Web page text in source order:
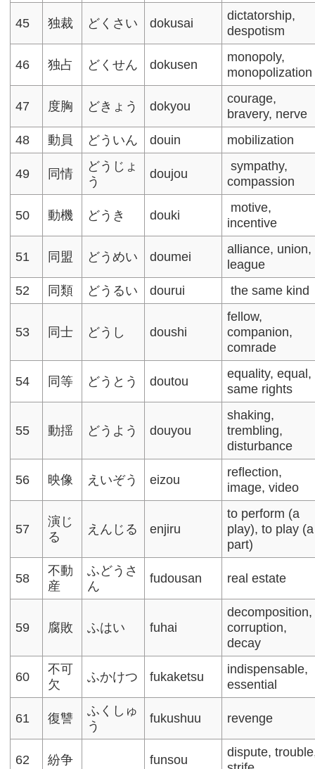
45 独裁 どくさい dokusai
dictatorship,
despotism​
46 独占 どくせん dokusen
monopoly,
monopolization​
47 度胸 どきょう dokyou
courage,
bravery, nerve
48
動員 どういん douin mobilization
49 同情
どうじょ
う
doujou
sympathy,
compassion
50 動機 どうき douki
motive,
incentive
51 同盟 どうめい doumei
alliance, union,
league
52
同類 どうるい dourui the same kind
53 同士 どうし doushi
fellow,
companion,
comrade
54 同等 どうとう doutou
equality, equal,
same rights
55 動揺 どうよう douyou
shaking,
trembling,
disturbance
56 映像 えいぞう eizou
reflection,
image, video
57
演じ
る
えんじる enjiru
to perform (a
play), to play (a
part)
58
不動
産
ふどうさ
ん
fudousan real estate​
59 腐敗 ふはい fuhai
decomposition,
corruption,
decay
60
不可
欠
ふかけつ fukaketsu
indispensable,
essential​
61 復讐
ふくしゅ
う
fukushuu revenge
62 紛争 funsou
dispute,